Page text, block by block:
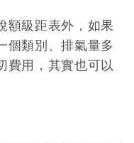
額級距表外，如果
個類別、排氣量多
費用，其實也可以